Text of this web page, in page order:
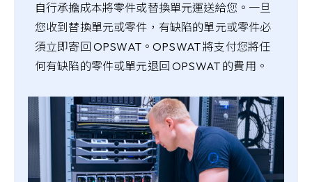
自行承擔成本將零件或替換單元運送給您。一旦
您收到替換單元或零件，有缺陷的單元或零件必
須立即寄回 OPSWAT。OPSWAT 將支付您將任
何有缺陷的零件或單元退回 OPSWAT 的費用。